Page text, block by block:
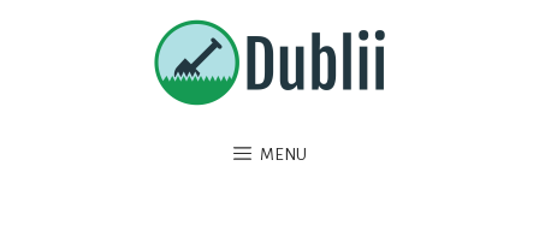
MENU